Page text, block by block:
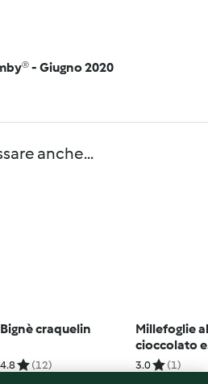
- Giugno 2020
anche...
Bignè craquelin
4.8 (12)
Millefoglie
cioccolato e
croccante
secca
3.0 (1)